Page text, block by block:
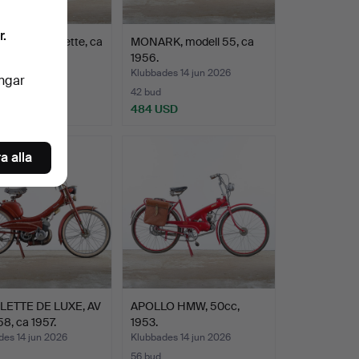
Combinette, ca
14 jun 2026
MONARK, modell 55, ca
1956.
Klubbades 14 jun 2026
42 bud
484 USD
DE LUXE, AV
ca 1957.
14 jun 2026
APOLLO HMW, 50cc,
1953.
Klubbades 14 jun 2026
alla